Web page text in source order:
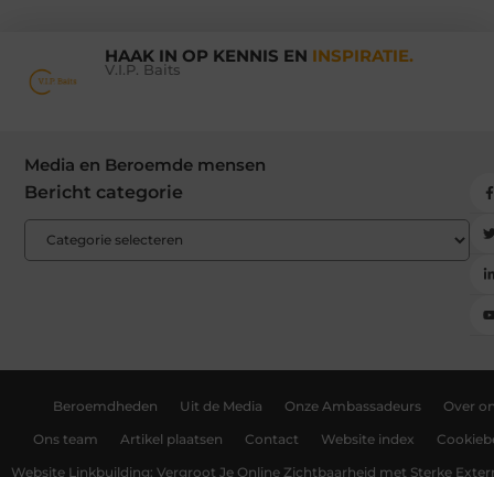
HAAK IN OP KENNIS EN INSPIRATIE.
V.I.P. Baits
Media en Beroemde mensen
Bericht categorie
Beroemdheden Uit de Media Onze Ambassadeurs Over
Ons team Artikel plaatsen Contact Website index
Website Linkbuilding: Vergroot Je Online Zichtbaarheid met Sterke